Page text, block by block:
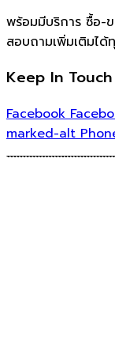
พร้อมมีบริการ ซื้อ-
สอบถามเพิ่มเติมไ
Keep In Touch
Facebook
marked-alt